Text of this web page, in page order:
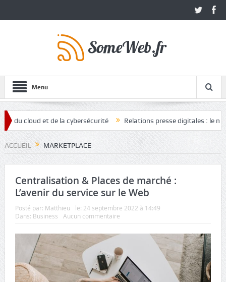
Menu
et de la cybersécurité Relations presse digitales : le nouvel
ACCUEIL MARKETPLACE
Centralisation & Places de marché :
L’avenir du service sur le Web
Posté par: Matthieu le: 24 septembre 2022 à 14:49
Dans: Business Aucun commentaire